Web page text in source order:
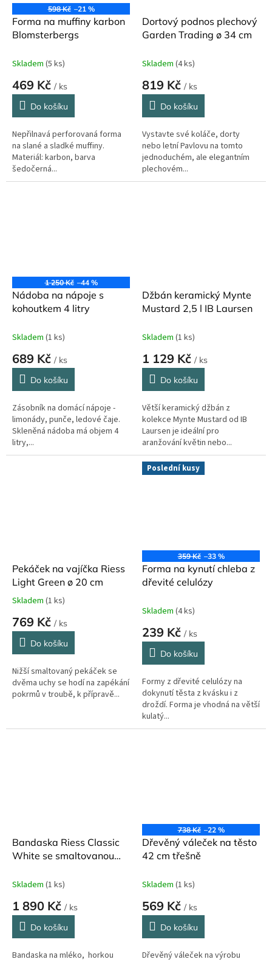
598 Kč –21 %
Forma na muffiny karbon
Blomsterbergs
Skladem (5 ks)
469 Kč / ks
Do košíku
Nepřilnavá perforovaná forma
na slané a sladké muffiny.
Materiál: karbon, barva
šedočerná...
Dortový podnos plechový
Garden Trading ø 34 cm
Skladem (4 ks)
819 Kč / ks
Do košíku
Vystavte své koláče, dorty
nebo letní Pavlovu na tomto
jednoduchém, ale elegantním
plechovém...
1 250 Kč –44 %
Nádoba na nápoje s
kohoutkem 4 litry
Skladem (1 ks)
689 Kč / ks
Do košíku
Zásobník na domácí nápoje -
limonády, punče, ledové čaje.
Skleněná nádoba má objem 4
litry,...
Džbán keramický Mynte
Mustard 2,5 l IB Laursen
Skladem (1 ks)
1 129 Kč / ks
Do košíku
Větší keramický džbán z
kolekce Mynte Mustard od IB
Laursen je ideální pro
aranžování květin nebo...
Pekáček na vajíčka Riess
Light Green ø 20 cm
Průměrné
hodnocení
produktu
5,0
5
hvězdiček.
Skladem (1 ks)
769 Kč / ks
Do košíku
Nižší smaltovaný pekáček se
dvěma uchy se hodí na zapékání
pokrmů v troubě, k přípravě...
Poslední kusy
359 Kč –33 %
Forma na kynutí chleba z
dřevité celulózy
Skladem (4 ks)
239 Kč / ks
Do košíku
Formy z dřevité celulózy na
dokynutí těsta z kvásku i z
droždí. Forma je vhodná na větší
kulatý...
Bandaska Riess Classic
White se smaltovanou
rukojetí 1,5 l
Skladem (1 ks)
1 890 Kč / ks
Do košíku
Bandaska na mléko, horkou
738 Kč –22 %
Dřevěný váleček na těsto
42 cm třešně
Skladem (1 ks)
569 Kč / ks
Do košíku
Dřevěný váleček na výrobu